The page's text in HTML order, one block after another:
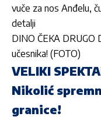
vuče za nos Anđelu,
detalji
DINO ČEKA DRUGO
učesnika! (FOTO)
VELIKI
Nikolić
granice!